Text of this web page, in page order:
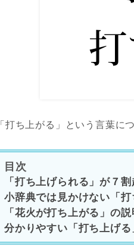
「打ち上がる」という言葉に
目次
「打ち上げられる」が７割
小辞典では見かけない「打
「花火が打ち上がる」の
分かりやすい「打ち上げる